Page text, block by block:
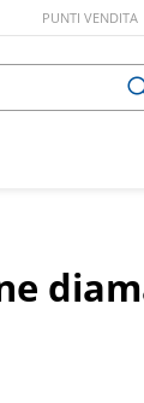
PUNTI VENDITA